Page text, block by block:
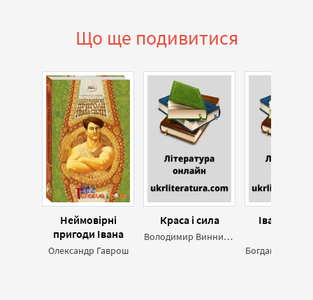
Що ще подивитися
Неймовірні
пригоди Івана
Сили, найдужчої
Олександр Гаврош
Краса і сила
Володимир Винниченко
Іван